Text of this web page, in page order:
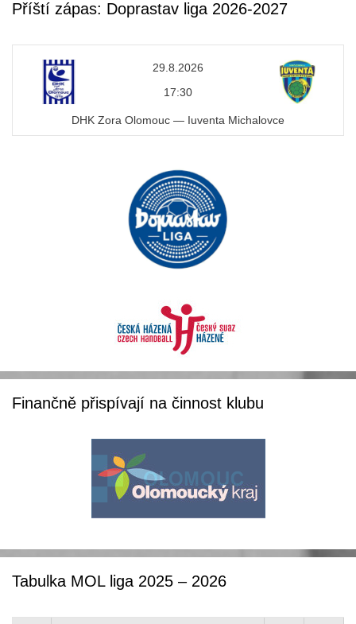
k
Příští zápas: Doprastav liga 2026-2027
29.8.2026
17:30
DHK Zora Olomouc — Iuventa Michalovce
Finančně přispívají na činnost klubu
Tabulka MOL liga 2025 – 2026